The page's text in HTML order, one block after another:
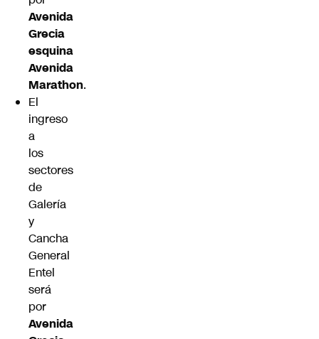
Avenida
Grecia
esquina
Avenida
Marathon.
El
ingreso
a
los
sectores
de
Galería
y
Cancha
General
Entel
será
por
Avenida